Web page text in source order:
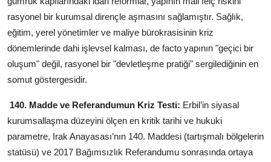
rasyonel bir kurumsal dirençle aşmasını sağlamıştır. Sağlık,
eğitim, yerel yönetimler ve maliye bürokrasisinin kriz
dönemlerinde dahi işlevsel kalması, de facto yapının "geçici bir
oluşum" değil, rasyonel bir "devletleşme pratiği" sergilediğinin en
somut göstergesidir.
140. Madde ve Referandumun Kriz Testi: Erbil’in siyasal
kurumsallaşma düzeyini ölçen en kritik tarihi ve hukuki
parametre, Irak Anayasası’nın 140. Maddesi (tartışmalı bölgelerin
statüsü) ve 2017 Bağımsızlık Referandumu sonrasında ortaya